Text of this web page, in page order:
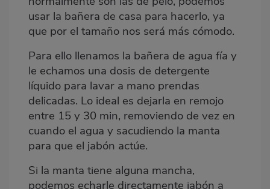
usar la bañera de casa para hacerlo, ya
que por el tamaño nos será más cómodo.
Para ello llenamos la bañera de agua fía y
le echamos una dosis de detergente
líquido para lavar a mano prendas
delicadas. Lo ideal es dejarla en remojo
entre 15 y 30 min, removiendo de vez en
cuando el agua y sacudiendo la manta
para que el jabón actúe.
Si la manta tiene alguna mancha,
podemos echarle directamente jabón a